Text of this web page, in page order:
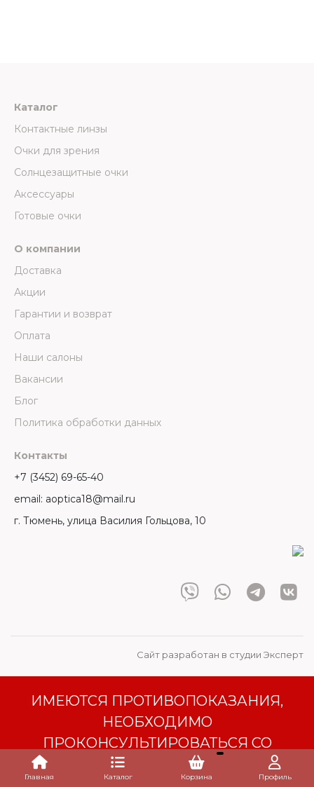
Каталог
Контактные линзы
Очки для зрения
Солнцезащитные очки
Аксессуары
Готовые очки
О компании
Доставка
Акции
Гарантии и возврат
Оплата
Наши салоны
Вакансии
Блог
Политика обработки данных
Контакты
+7 (3452) 69-65-40
email: aoptica18@mail.ru
г. Тюмень, улица Василия Гольцова, 10
Сайт разработан в студии Эксперт
ИМЕЮТСЯ ПРОТИВОПОКАЗАНИЯ,
НЕОБХОДИМО
ПРОКОНСУЛЬТИРОВАТЬСЯ СО
СПЕЦИАЛИСТОМ
Главная Каталог Корзина Профиль